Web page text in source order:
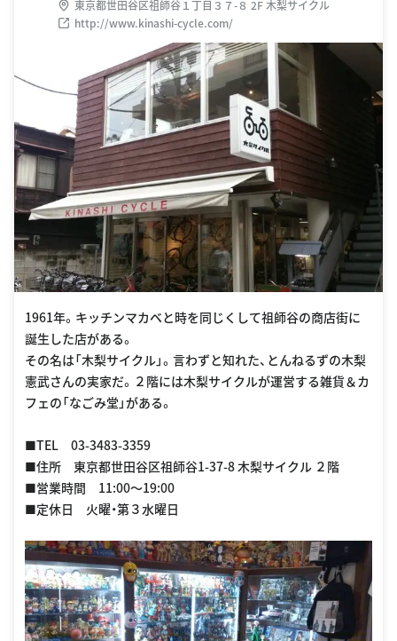
東京都世田谷区祖師谷１丁目３７-８ 2F 木梨サイクル
http://www.kinashi-cycle.com/
1961年。キッチンマカベと時を同じくして祖師谷の商店街に
誕生した店がある。
その名は「木梨サイクル」。言わずと知れた、とんねるずの木梨
憲武さんの実家だ。２階には木梨サイクルが運営する雑貨＆カ
フェの「なごみ堂」がある。
■TEL 03-3483-3359
■住所 東京都世田谷区祖師谷1-37-8 木梨サイクル ２階
■営業時間 11:00〜19:00
■定休日 火曜・第３水曜日